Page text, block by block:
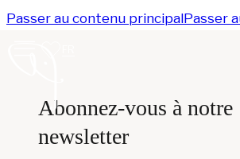
Passer au contenu principalPasser
Abonnez-vous à notre
newsletter